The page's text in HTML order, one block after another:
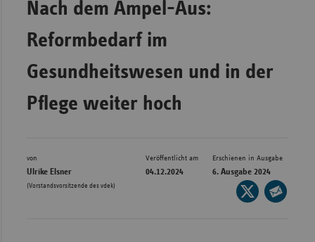
Nach dem Ampel-Aus:
Reformbedarf im
Gesundheitswesen und in der
Pflege weiter hoch
von
Ulrike Elsner
(Vorstandsvorsitzende des vdek)
Veröffentlicht am
04.12.2024
Erschienen in Ausgabe
6. Ausgabe 2024
Seite
auf